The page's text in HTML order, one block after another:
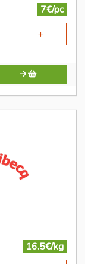
7€/pc
+
16.5€/kg